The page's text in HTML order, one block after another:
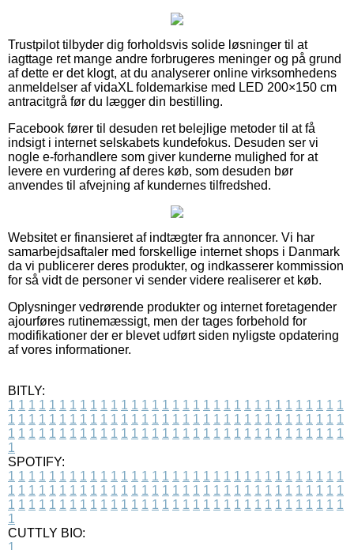
Trustpilot tilbyder dig forholdsvis solide løsninger til at
iagttage ret mange andre forbrugeres meninger og på grund
af dette er det klogt, at du analyserer online virksomhedens
anmeldelser af vidaXL foldemarkise med LED 200×150 cm
antracitgrå før du lægger din bestilling.
Facebook fører til desuden ret belejlige metoder til at få
indsigt i internet selskabets kundefokus. Desuden ser vi
nogle e-forhandlere som giver kunderne mulighed for at
levere en vurdering af deres køb, som desuden bør
anvendes til afvejning af kundernes tilfredshed.
Websitet er finansieret af indtægter fra annoncer. Vi har
samarbejdsaftaler med forskellige internet shops i Danmark
da vi publicerer deres produkter, og indkasserer kommission
for så vidt de personer vi sender videre realiserer et køb.
Oplysninger vedrørende produkter og internet foretagender
ajourføres rutinemæssigt, men der tages forbehold for
modifikationer der er blevet udført siden nyligste opdatering
af vores informationer.
BITLY:
1 1 1 1 1 1 1 1 1 1 1 1 1 1 1 1 1 1 1 1 1 1 1 1 1 1 1 1 1 1 1 1 1
1 1 1 1 1 1 1 1 1 1 1 1 1 1 1 1 1 1 1 1 1 1 1 1 1 1 1 1 1 1 1 1 1
1 1 1 1 1 1 1 1 1 1 1 1 1 1 1 1 1 1 1 1 1 1 1 1 1 1 1 1 1 1 1 1 1
1
SPOTIFY:
1 1 1 1 1 1 1 1 1 1 1 1 1 1 1 1 1 1 1 1 1 1 1 1 1 1 1 1 1 1 1 1 1
1 1 1 1 1 1 1 1 1 1 1 1 1 1 1 1 1 1 1 1 1 1 1 1 1 1 1 1 1 1 1 1 1
1 1 1 1 1 1 1 1 1 1 1 1 1 1 1 1 1 1 1 1 1 1 1 1 1 1 1 1 1 1 1 1 1
1
CUTTLY BIO:
1